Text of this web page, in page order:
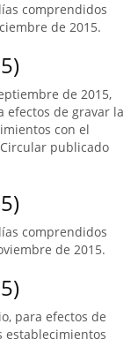
comprendidos
de 2015.
de 2015,
efectos de gravar la
con el
publicado
comprendidos
de 2015.
para efectos de
establecimientos